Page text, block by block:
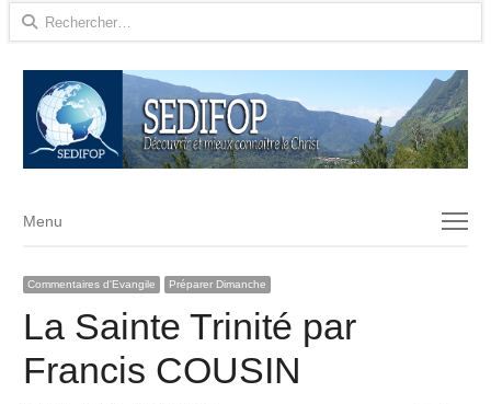
Rechercher :
Menu
Menu
Commentaires d'Evangile Préparer Dimanche
La Sainte Trinité par
Francis COUSIN